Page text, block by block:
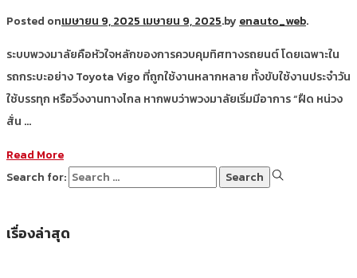
Posted onเมษายน 9, 2025 เมษายน 9, 2025.by enauto_web.
ระบบพวงมาลัยคือหัวใจหลักของการควบคุมทิศทางรถยนต์ โดยเฉพาะใน
รถกระบะอย่าง Toyota Vigo ที่ถูกใช้งานหลากหลาย ทั้งขับใช้งานประจำวัน
ใช้บรรทุก หรือวิ่งงานทางไกล หากพบว่าพวงมาลัยเริ่มมีอาการ “ฝืด หน่วง
สั่น …
Read More
Search for:
เรื่องล่าสุด